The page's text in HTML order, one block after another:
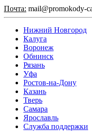
Почта: mail@promokody-
Нижний Новгород
Калуга
Воронеж
Обнинск
Рязань
Уфа
Ростов-на-Дону
Казань
Тверь
Самара
Ярославль
Служба поддержки